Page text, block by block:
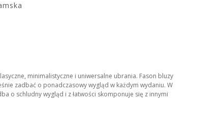
minimalistyczne i uniwersalne ubrania. Fason bluzy
zadbać o ponadczasowy wygląd w każdym wydaniu. W
o schludny wygląd i z łatwości skomponuje się z innymi